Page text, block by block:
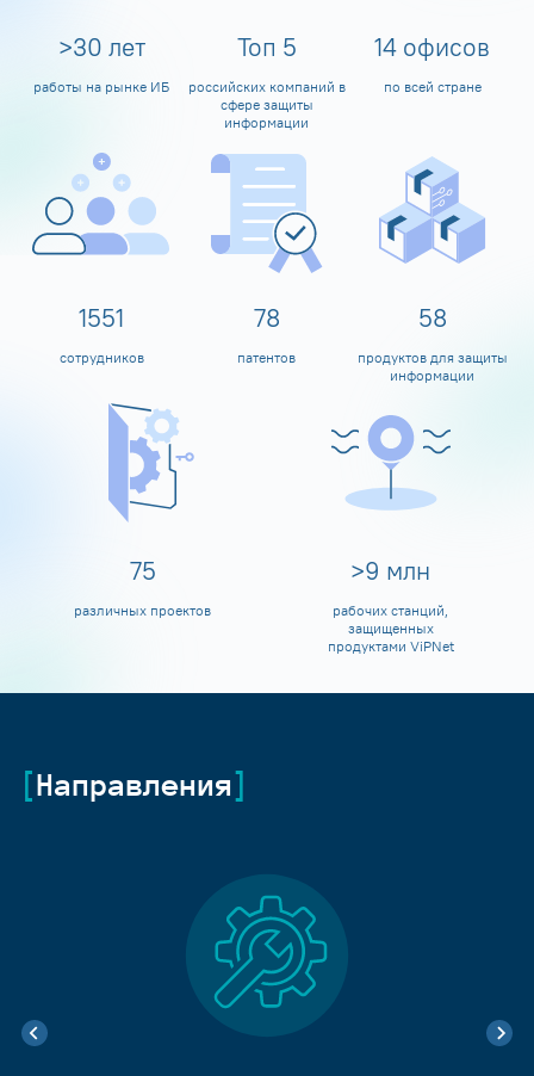
>30 лет
работы на рынке ИБ
Топ 5
российских компаний в
сфере защиты
информации
14 офисов
по всей стране
1600
сотрудников
80
патентов
60
продуктов для защиты
информации
80
различных проектов
>10 млн
рабочих станций,
защищенных
продуктами ViPNet
Направления